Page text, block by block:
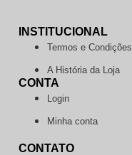
INSTITUCIONAL
Termos e Condições
A História da Loja
CONTA
Login
Minha conta
CONTATO